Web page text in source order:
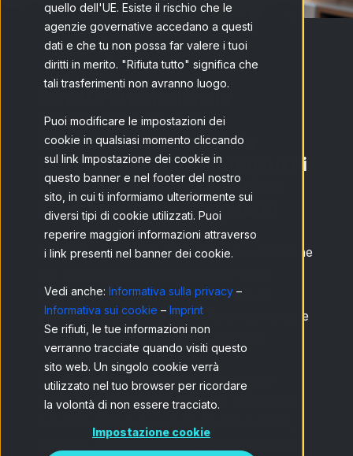
quello dell'UE. Esiste il rischio che le
agenzie governative accedano a questi
dati e che tu non possa far valere i tuoi
diritti in merito. "Rifiuta tutto" significa che
tali trasferimenti non avranno luogo.
Puoi modificare le impostazioni dei
cookie in qualsiasi momento cliccando
sul link Impostazione dei cookie in
questo banner e nel footer del nostro
sito, in cui ti informiamo ulteriormente sui
diversi tipi di cookie utilizzati. Puoi
reperire maggiori informazioni attraverso
i link presenti nel banner dei cookie.
Vedi anche: Informativa sulla privacy –
Informativa sui cookie – Imprint
Se rifiuti, le tue informazioni non
verranno tracciate quando visiti questo
sito web. Un singolo cookie verrà
utilizzato nel tuo browser per ricordare
la volontà di non essere tracciato.
Impostazione cookie
combinazione dei
#DatosNetquest e della
tecnologia audio-matching di
Fluzo per ottimizzare il tuo
investimento pubblicitario
Combina i dati audio-matching e il profilazione
personalizzabile con informazioni sulla
copertura e la frequenza delle tue campagne
TV, radio, video/audio online e display.
Avrai a disposizione un file di dati grezzi
audio-matching di tutti i panelisti colpiti dalla
oltre alle variabili sociodemografiche di base